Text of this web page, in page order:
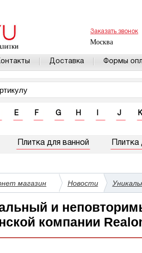
Заказать звонок
Москва
Доставка Формы
E F G H J K
Плитка для ванной Плитка
магазин Новости
и
компании